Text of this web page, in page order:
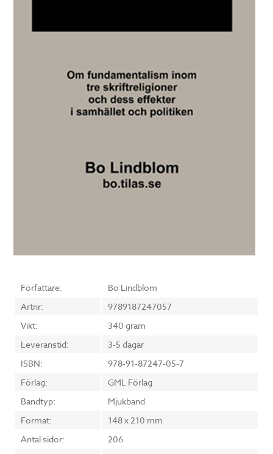
Författare:
Bo Lindblom
Artnr:
9789187247057
Vikt:
340 gram
Leveranstid:
3-5 dagar
ISBN:
978-91-87247-05-7
Förlag:
GML Förlag
Bandtyp:
Mjukband
Format:
148 x 210 mm
Antal sidor:
206